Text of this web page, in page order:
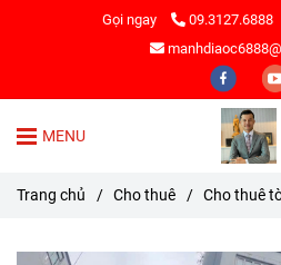
Gọi ngay 09.3127.6888
MENU
Trang chủ / Cho thuê / Cho thuê